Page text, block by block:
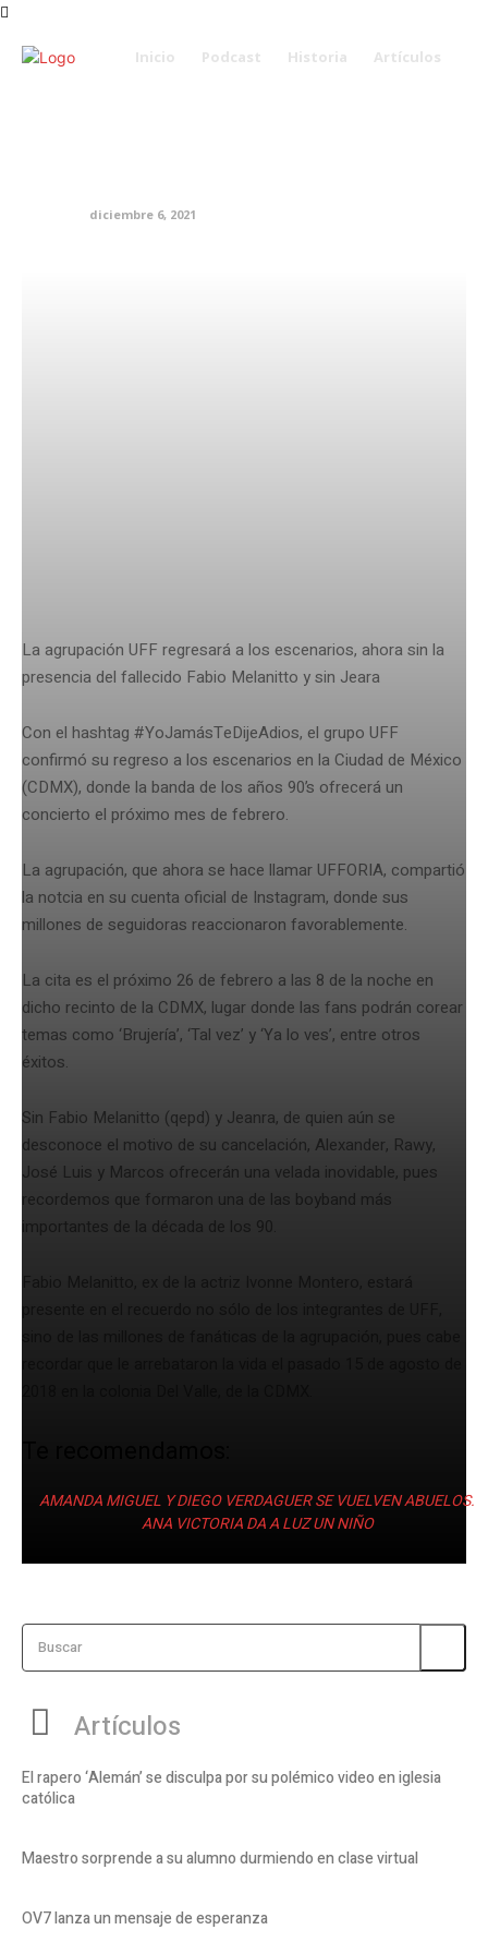
Inicio Podcast Historia Artículos
diciembre 6, 2021
La agrupación UFF regresará a los escenarios, ahora sin la
presencia del fallecido Fabio Melanitto y sin Jeara
Con el hashtag #YoJamásTeDijeAdios, el grupo UFF
confirmó su regreso a los escenarios en la Ciudad de México
(CDMX), donde la banda de los años 90’s ofrecerá un
concierto el próximo mes de febrero.
La agrupación, que ahora se hace llamar UFFORIA, compartió
la notcia en su cuenta oficial de Instagram, donde sus
millones de seguidoras reaccionaron favorablemente.
La cita es el próximo 26 de febrero a las 8 de la noche en
dicho recinto de la CDMX, lugar donde las fans podrán corear
temas como ‘Brujería’, ‘Tal vez’ y ‘Ya lo ves’, entre otros
éxitos.
Sin Fabio Melanitto (qepd) y Jeanra, de quien aún se
desconoce el motivo de su cancelación, Alexander, Rawy,
José Luis y Marcos ofrecerán una velada inovidable, pues
recordemos que formaron una de las boyband más
importantes de la década de los 90.
AMANDA MIGUEL Y DIEGO VERDAGUER SE VUELVEN ABUELOS.
ANA VICTORIA DA A LUZ UN NIÑO
Buscar
Artículos
El rapero ‘Alemán’ se disculpa por su polémico video en iglesia
católica
Maestro sorprende a su alumno durmiendo en clase virtual
OV7 lanza un mensaje de esperanza